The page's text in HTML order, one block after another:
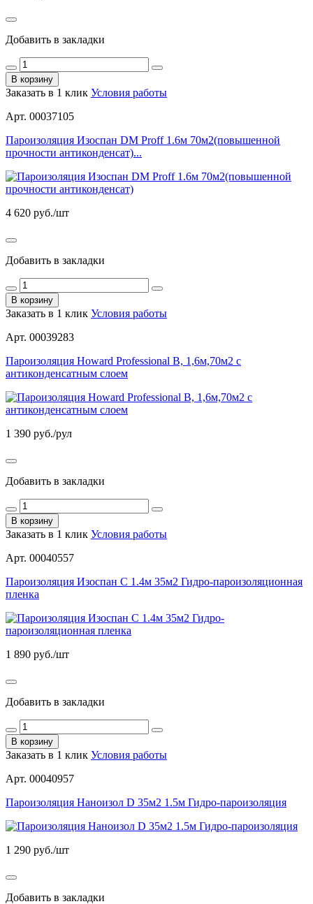
Добавить в закладки
В корзину
Заказать в 1 клик Условия работы
Арт. 00037105
Пароизоляция Изоспан DM Proff 1.6м 70м2(повышенной
прочности антиконденсат)...
4 620 руб./шт
Добавить в закладки
В корзину
Заказать в 1 клик Условия работы
Арт. 00039283
Пароизоляция Howard Professional В, 1,6м,70м2 c
антиконденсатным слоем
1 390 руб./рул
Добавить в закладки
В корзину
Заказать в 1 клик Условия работы
Арт. 00040557
Пароизоляция Изоспан С 1.4м 35м2 Гидро-пароизоляционная
пленка
1 890 руб./шт
Добавить в закладки
В корзину
Заказать в 1 клик Условия работы
Арт. 00040957
Пароизоляция Наноизол D 35м2 1.5м Гидро-пароизоляция
1 290 руб./шт
Добавить в закладки